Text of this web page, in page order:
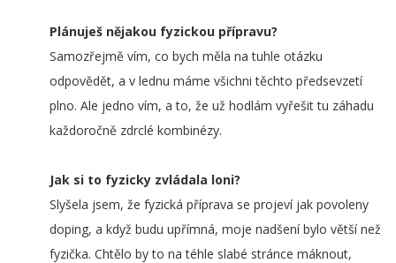
Plánuješ nějakou fyzickou přípravu?
Samozřejmě vím, co bych měla na tuhle otázku
odpovědět, a v lednu máme všichni těchto předsevzetí
plno. Ale jedno vím, a to, že už hodlám vyřešit tu záhadu
každoročně zdrclé kombinézy.
Jak si to fyzicky zvládala loni?
Slyšela jsem, že fyzická příprava se projeví jak povoleny
doping, a když budu upřímná, moje nadšení bylo větší než
fyzička. Chtělo by to na téhle slabé stránce máknout,